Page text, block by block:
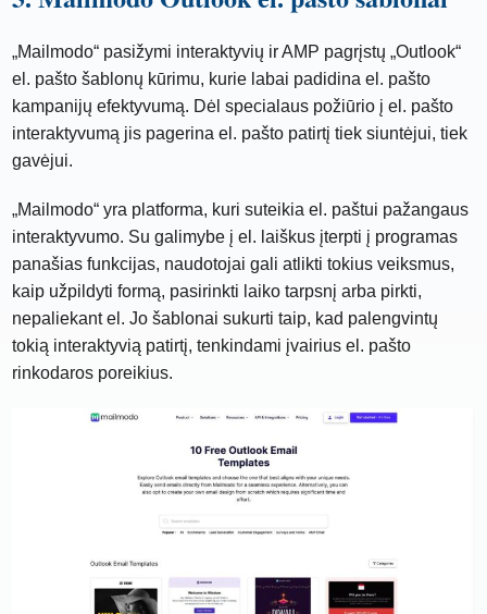
„Mailmodo“ pasižymi interaktyvių ir AMP pagrįstų „Outlook“
el. pašto šablonų kūrimu, kurie labai padidina el. pašto
kampanijų efektyvumą. Dėl specialaus požiūrio į el. pašto
interaktyvumą jis pagerina el. pašto patirtį tiek siuntėjui, tiek
gavėjui.
„Mailmodo“ yra platforma, kuri suteikia el. paštui pažangaus
interaktyvumo. Su galimybe į el. laiškus įterpti į programas
panašias funkcijas, naudotojai gali atlikti tokius veiksmus,
kaip užpildyti formą, pasirinkti laiko tarpsnį arba pirkti,
nepaliekant el. Jo šablonai sukurti taip, kad palengvintų
tokią interaktyvią patirtį, tenkindami įvairius el. pašto
rinkodaros poreikius.